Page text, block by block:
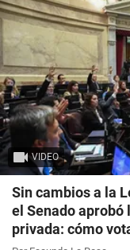
VIDEO
Sin cambios a la
el Senado
privada: cómo